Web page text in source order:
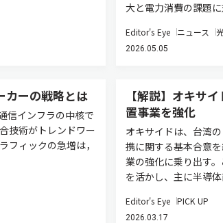
大と電力消費の課題
Editor's Eye ニュース
2026.05.05
カーの戦略とは
信インフラの中核で
技術がトレンドワー
フィックの急増は，
【解説】オキサ
置事業を強化
オキサイドは、台湾
携に関する基本合意
業の強化に乗り出す
を活かし、主に半導
Editor's Eye PICK UP
2026.03.17